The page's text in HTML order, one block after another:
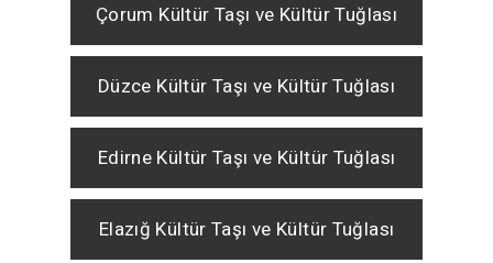
Çorum Kültür Taşı ve Kültür Tuğlası
Düzce Kültür Taşı ve Kültür Tuğlası
Edirne Kültür Taşı ve Kültür Tuğlası
Elazığ Kültür Taşı ve Kültür Tuğlası